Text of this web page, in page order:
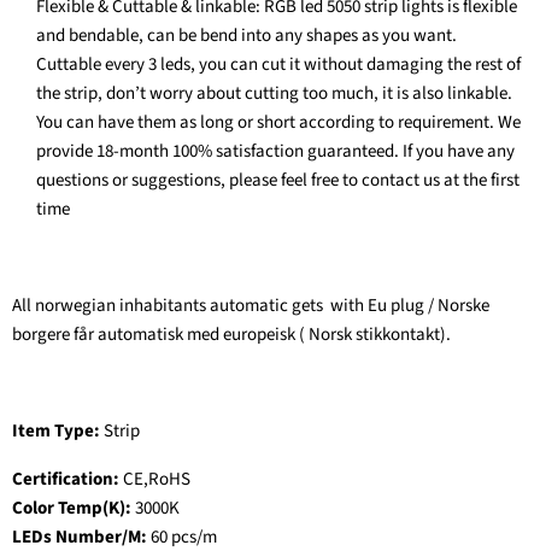
Flexible & Cuttable & linkable: RGB led 5050 strip lights is flexible
and bendable, can be bend into any shapes as you want.
Cuttable every 3 leds, you can cut it without damaging the rest of
the strip, don’t worry about cutting too much, it is also linkable.
You can have them as long or short according to requirement. We
provide 18-month 100% satisfaction guaranteed. If you have any
questions or suggestions, please feel free to contact us at the first
time
All norwegian inhabitantsautomatic gets with Eu plug / Norske
borgere får automatisk med europeisk ( Norsk stikkontakt).
Item Type:Strip
Certification:CE,RoHS
Color Temp(K):3000K
LEDs Number/M:60 pcs/m